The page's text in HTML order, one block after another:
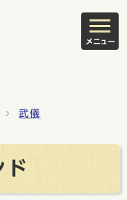
メニュー
武儀
ド